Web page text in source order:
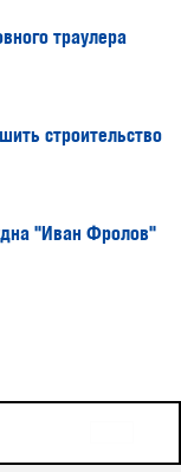
траулера
строительство
"Иван Фролов"